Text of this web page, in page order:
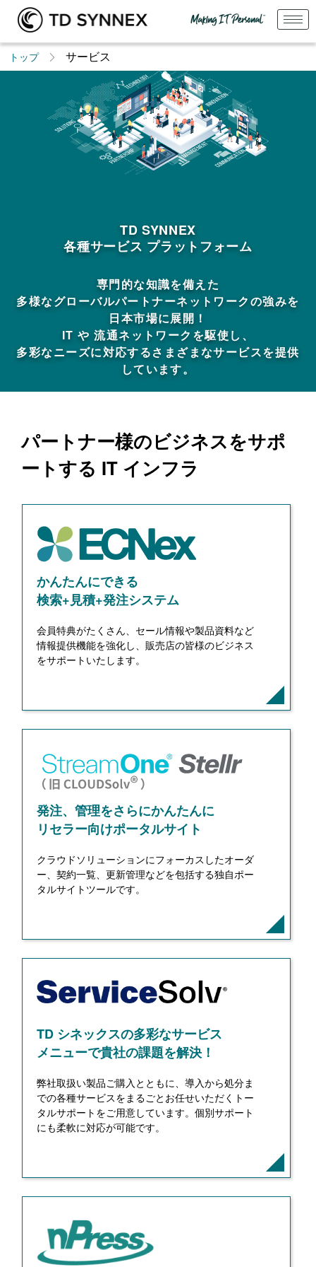
トップ サービス
TD SYNNEX
各種サービス プラットフォーム
専門的な知識を備えた
多様なグローバルパートナーネットワークの強みを
日本市場に展開！
IT や 流通ネットワークを駆使し、
多彩なニーズに対応するさまざまなサービスを提供
しています。
パートナー様のビジネスをサポ
ートする IT インフラ
かんたんにできる
検索+見積+発注システム
会員特典がたくさん、セール情報や製品資料など
情報提供機能を強化し、販売店の皆様のビジネス
をサポートいたします。
発注、管理をさらにかんたんに
リセラー向けポータルサイト
クラウドソリューションにフォーカスしたオーダ
ー、契約一覧、更新管理などを包括する独自ポー
タルサイトツールです。
TD シネックスの多彩なサービス
メニューで貴社の課題を解決！
弊社取扱い製品ご購入とともに、導入から処分ま
での各種サービスをまるごとお任せいただくトー
タルサポートをご用意しています。個別サポート
にも柔軟に対応が可能です。